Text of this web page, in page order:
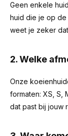
Geen enkele
huid die je op
weet je zeker
2. Welke
Onze
formaten: XS, S,
dat past bij jouw